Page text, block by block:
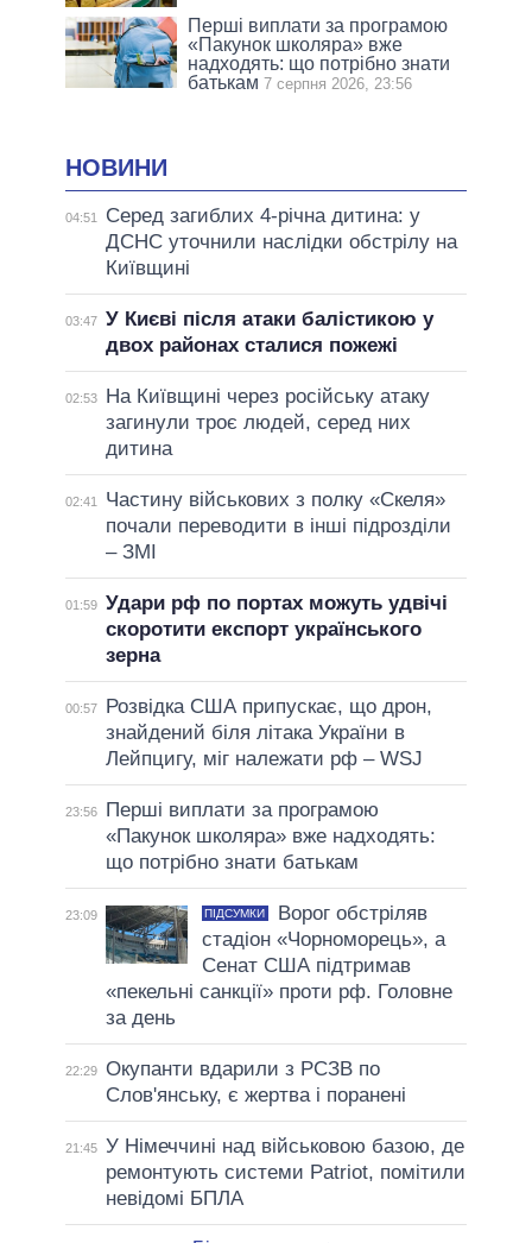
Перші виплати за програмою
«Пакунок школяра» вже
надходять: що потрібно знати
батькам 7 серпня 2026, 23:56
НОВИНИ
04:51
Серед загиблих 4-річна дитина: у
ДСНС уточнили наслідки обстрілу на
Київщині
03:47 У Києві після атаки балістикою у
двох районах сталися пожежі
02:53
На Київщині через російську атаку
загинули троє людей, серед них
дитина
02:41
Частину військових з полку «Скеля»
почали переводити в інші підрозділи
– ЗМІ
01:59 Удари рф по портах можуть удвічі
скоротити експорт українського
зерна
00:57
Розвідка США припускає, що дрон,
знайдений біля літака України в
Лейпцигу, міг належати рф – WSJ
23:56
Перші виплати за програмою
«Пакунок школяра» вже надходять:
що потрібно знати батькам
23:09 ПІДСУМКИ
Ворог обстріляв
стадіон «Чорноморець», а
Сенат США підтримав
«пекельні санкції» проти рф. Головне
за день
22:29 Окупанти вдарили з РСЗВ по
Слов'янську, є жертва і поранені
21:45 У Німеччині над військовою базою, де
ремонтують системи Patriot, помітили
невідомі БПЛА